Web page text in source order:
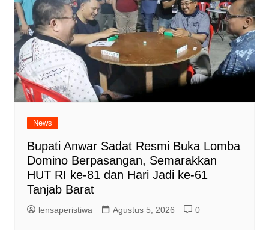
News
Bupati Anwar Sadat Resmi Buka Lomba
Domino Berpasangan, Semarakkan
HUT RI ke-81 dan Hari Jadi ke-61
Tanjab Barat
lensaperistiwa Agustus 5, 2026 0